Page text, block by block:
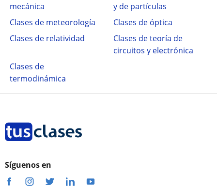
mecánica
y de partículas
Clases de meteorología
Clases de óptica
Clases de relatividad
Clases de teoría de
circuitos y electrónica
Clases de
termodinámica
Síguenos en